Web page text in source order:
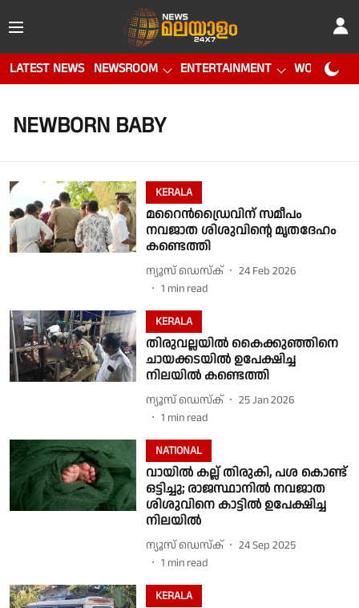
LATEST NEWS NEWSROOM ENTERTAINMENT WORLD CUP
NEWBORN BABY
KERALA
മറൈൻഡ്രൈവിന് സമീപം
നവജാത ശിശുവിൻ്റെ മൃതദേഹം
കണ്ടെത്തി
ന്യൂസ് ഡെസ്ക്
24 Feb 2026
1 min read
KERALA
തിരുവല്ലയിൽ കൈക്കുഞ്ഞിനെ
ചായക്കടയിൽ ഉപേക്ഷിച്ച
നിലയിൽ കണ്ടെത്തി
ന്യൂസ് ഡെസ്ക്
25 Jan 2026
1 min read
NATIONAL
വായിൽ കല്ല് തിരുകി, പശ കൊണ്ട്
ഒട്ടിച്ചു; രാജസ്ഥാനിൽ നവജാത
ശിശുവിനെ കാട്ടിൽ ഉപേക്ഷിച്ച
നിലയിൽ
ന്യൂസ് ഡെസ്ക്
24 Sep 2025
1 min read
KERALA